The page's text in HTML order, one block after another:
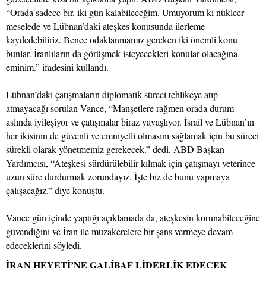
“Orada sadece bir, iki gün kalabileceğim. Umuyorum ki nükleer
meselede ve Lübnan’daki ateşkes konusunda ilerleme
kaydedebiliriz. Bence odaklanmamız gereken iki önemli konu
bunlar. İranlıların da görüşmek isteyecekleri konular olacağına
eminim.” ifadesini kullandı.
Lübnan’daki çatışmaların diplomatik süreci tehlikeye atıp
atmayacağı sorulan Vance, “Manşetlere rağmen orada durum
aslında iyileşiyor ve çatışmalar biraz yavaşlıyor. İsrail ve Lübnan’ın
her ikisinin de güvenli ve emniyetli olmasını sağlamak için bu süreci
sürekli olarak yönetmemiz gerekecek.” dedi. ABD Başkan
Yardımcısı, “Ateşkesi sürdürülebilir kılmak için çatışmayı yeterince
uzun süre durdurmak zorundayız. İşte biz de bunu yapmaya
çalışacağız.” diye konuştu.
Vance gün içinde yaptığı açıklamada da, ateşkesin korunabileceğine
güvendiğini ve İran ile müzakerelere bir şans vermeye devam
edeceklerini söyledi.
İRAN HEYETİ’NE GALİBAF LİDERLİK EDECEK